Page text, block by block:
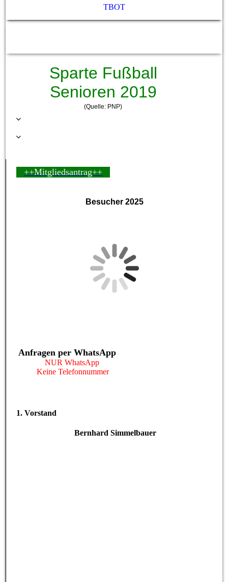
TBOT
Sparte Fußball
Senioren 2019
(Quelle: PNP)
++Mitgliedsantrag++
Besucher 2025
Anfragen per WhatsApp
NUR WhatsApp
Keine Telefonnummer
1. Vorstand
Bernhard Simmelbauer